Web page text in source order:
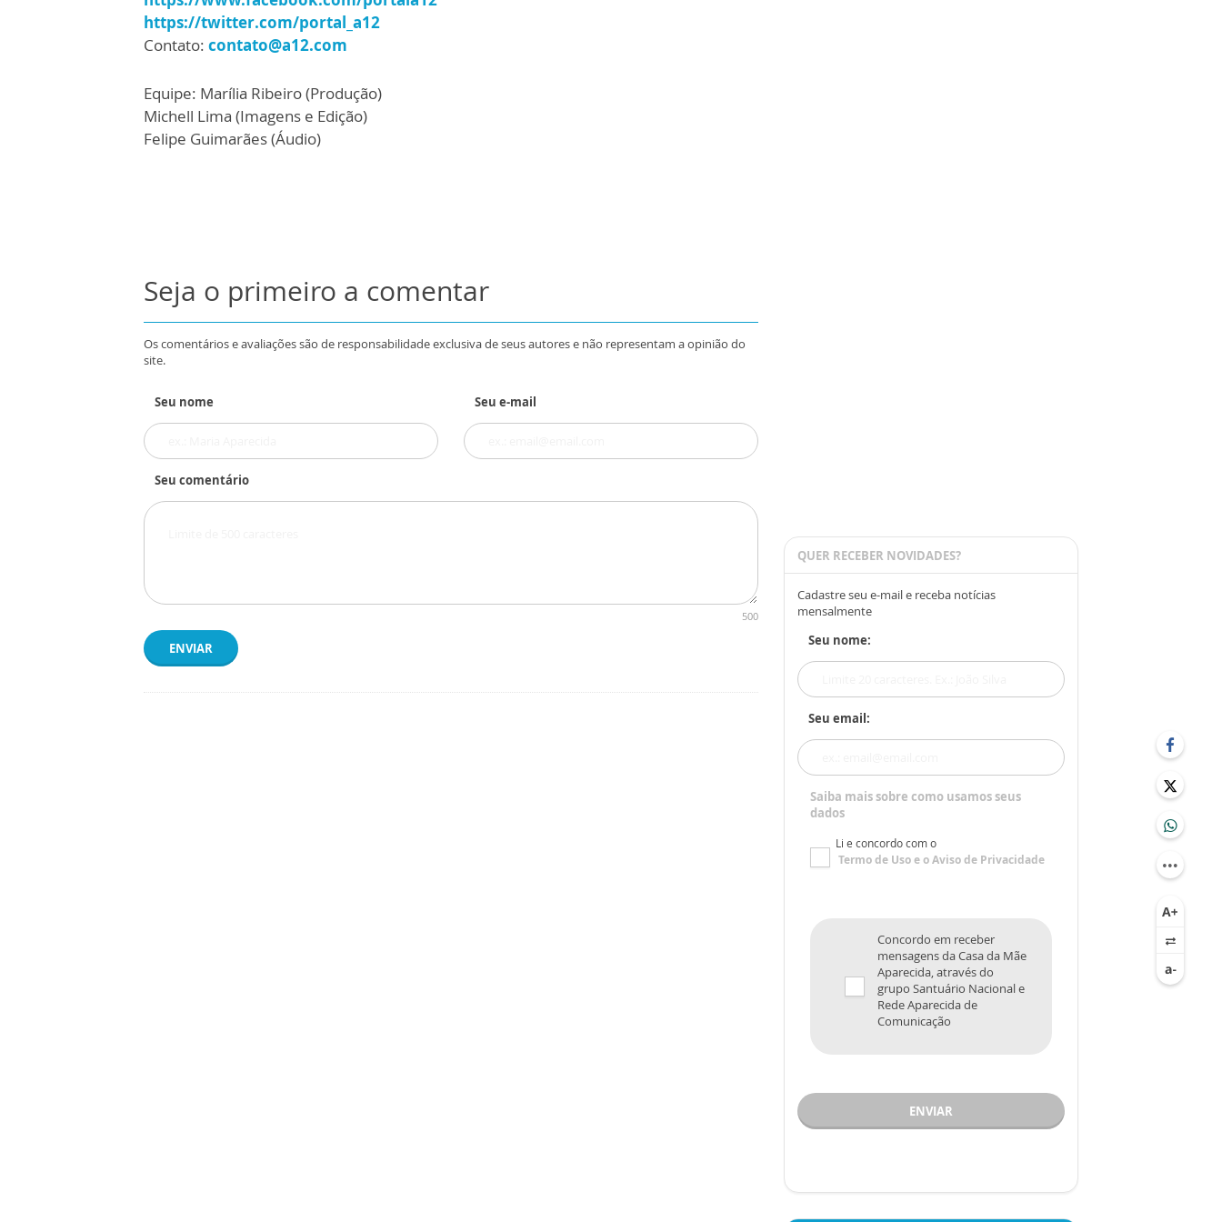
https://twitter.com/portal_a12
Contato: contato@a12.com
Equipe: Marília Ribeiro (Produção)
Michell Lima (Imagens e Edição)
Felipe Guimarães (Áudio)
Seja o primeiro a comentar
Os comentários e avaliações são de responsabilidade exclusiva de seus autores e não representam a opinião do
site.
Seu nome Seu e-mail
Seu comentário
500
ENVIAR
QUER RECEBER NOVIDADES?
Cadastre seu e-mail e receba notícias
mensalmente
Seu nome:
Seu email:
Saiba mais sobre como usamos seus
dados
Li e concordo com o
Termo de Usoe oAviso de Privacidade
Concordo em receber
mensagens da Casa da Mãe
Aparecida, através do
grupo Santuário Nacional e
Rede Aparecida de
Comunicação
ENVIAR